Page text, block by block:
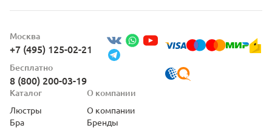
Москва
+7 (495) 125-02-21
Бесплатно
8 (800) 200-03-19
Каталог
Люстры
Бра
О компании
О компании
Бренды